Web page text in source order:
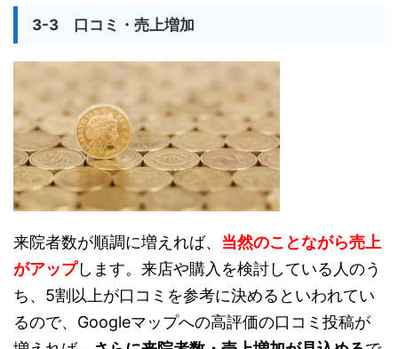
3-3 口コミ・売上増加
来院者数が順調に増えれば、 当然のことながら売上
がアップします。来店や購入を検討している人のう
ち、5割以上が口コミを参考に決めるといわれてい
るので、Googleマップへの高評価の口コミ投稿が